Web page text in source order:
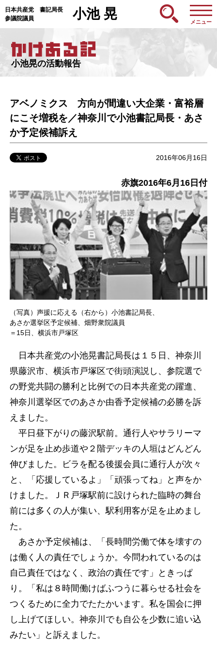
日本共産党 書記局長
参議院議員
小池 晃
メニュー
小池晃の活動報告
アベノミクス 方向が間違い大企業・富裕層
にこそ増税を／神奈川で小池書記局長・あさ
か予定候補訴え
2016年06月16日
赤旗2016年6月16日付
（写真）声援に応える（右から）小池書記局長、
あさか選挙区予定候補、畑野衆院議員
＝15日、横浜市戸塚区
日本共産党の小池晃書記局長は１５日、神奈川
県藤沢市、横浜市戸塚区で街頭演説し、参院選で
の野党共闘の勝利と比例での日本共産党の躍進、
神奈川選挙区でのあさか由香予定候補の必勝を訴
えました。
平日昼下がりの藤沢駅前。通行人やサラリーマ
ンが足を止め歩道や２階デッキの人垣はどんどん
伸びました。ビラを配る後援会員に通行人が次々
と、「応援しているよ」「頑張ってね」と声をか
けました。ＪＲ戸塚駅前に設けられた臨時の舞台
前には多くの人が集い、駅利用客が足を止めまし
た。
あさか予定候補は、「長時間労働で体を壊すの
は働く人の責任でしょうか。今問われているのは
自己責任ではなく、政治の責任です」ときっぱ
り。「私は８時間働けばふつうに暮らせる社会を
つくるために全力でたたかいます。私を国会に押
し上げてほしい。神奈川でも自公を少数に追い込
みたい」と訴えました。